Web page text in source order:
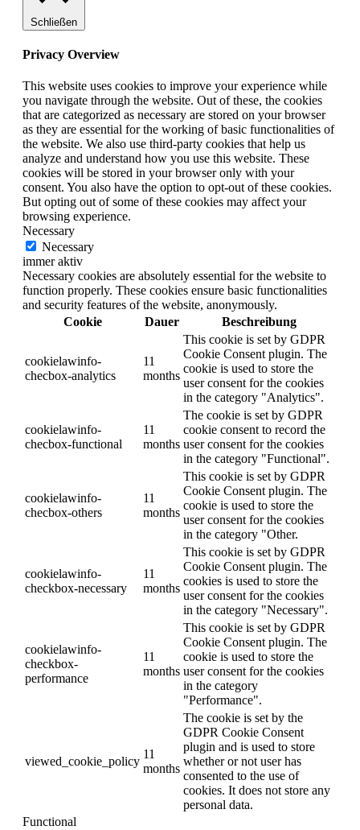
Schließen
Privacy Overview
This website uses cookies to improve your experience while
you navigate through the website. Out of these, the cookies
that are categorized as necessary are stored on your browser
as they are essential for the working of basic functionalities of
the website. We also use third-party cookies that help us
analyze and understand how you use this website. These
cookies will be stored in your browser only with your
consent. You also have the option to opt-out of these cookies.
But opting out of some of these cookies may affect your
browsing experience.
Necessary
Necessary
immer aktiv
Necessary cookies are absolutely essential for the website to
function properly. These cookies ensure basic functionalities
and security features of the website, anonymously.
Cookie
Dauer Beschreibung
cookielawinfo-
checbox-analytics
11
months
This cookie is set by GDPR
Cookie Consent plugin. The
cookie is used to store the
user consent for the cookies
in the category "Analytics".
cookielawinfo-
checbox-functional
11
months
The cookie is set by GDPR
cookie consent to record the
user consent for the cookies
in the category "Functional".
cookielawinfo-
checbox-others
11
months
This cookie is set by GDPR
Cookie Consent plugin. The
cookie is used to store the
user consent for the cookies
in the category "Other.
cookielawinfo-
checkbox-necessary
11
months
This cookie is set by GDPR
Cookie Consent plugin. The
cookies is used to store the
user consent for the cookies
in the category "Necessary".
cookielawinfo-
checkbox-
performance
11
months
This cookie is set by GDPR
Cookie Consent plugin. The
cookie is used to store the
user consent for the cookies
in the category
"Performance".
viewed_cookie_policy
11
months
The cookie is set by the
GDPR Cookie Consent
plugin and is used to store
whether or not user has
consented to the use of
cookies. It does not store any
personal data.
Functional